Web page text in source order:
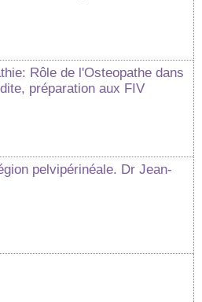
Rôle de l'Osteopathe dans
préparation aux FIV
pelvipérinéale. Dr Jean-